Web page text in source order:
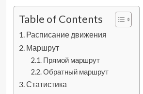
Table of Contents
Расписание движения
Маршрут
Прямой маршрут
Обратный маршрут
Статистика